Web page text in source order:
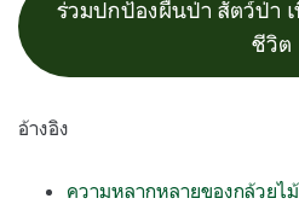
ร่วมปกป้องผืนป่า สัตว์ป่า
ชีวิต
อ้างอิง
ความหลากหลายของกล้วยไ